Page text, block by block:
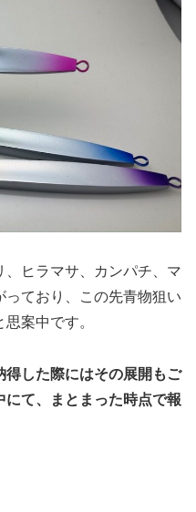
ヒラマサ、カンパチ、マ
ており、この先青物狙い
案中です。
した際にはその展開もご
て、まとまった時点で報